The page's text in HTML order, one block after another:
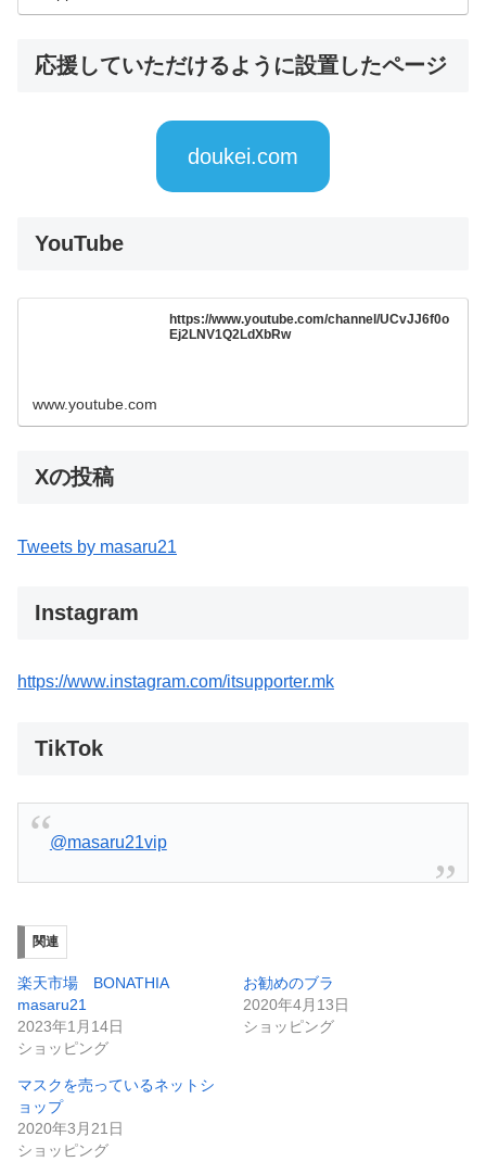
応援していただけるように設置したページ
doukei.com
YouTube
https://www.youtube.com/channel/UCvJJ6f0o
Ej2LNV1Q2LdXbRw
www.youtube.com
Xの投稿
Tweets by masaru21
Instagram
https://www.instagram.com/itsupporter.mk
TikTok
@masaru21vip
関連
楽天市場 BONATHIA
masaru21
2023年1月14日
ショッピング
お勧めのブラ
2020年4月13日
ショッピング
マスクを売っているネットシ
ョップ
2020年3月21日
ショッピング